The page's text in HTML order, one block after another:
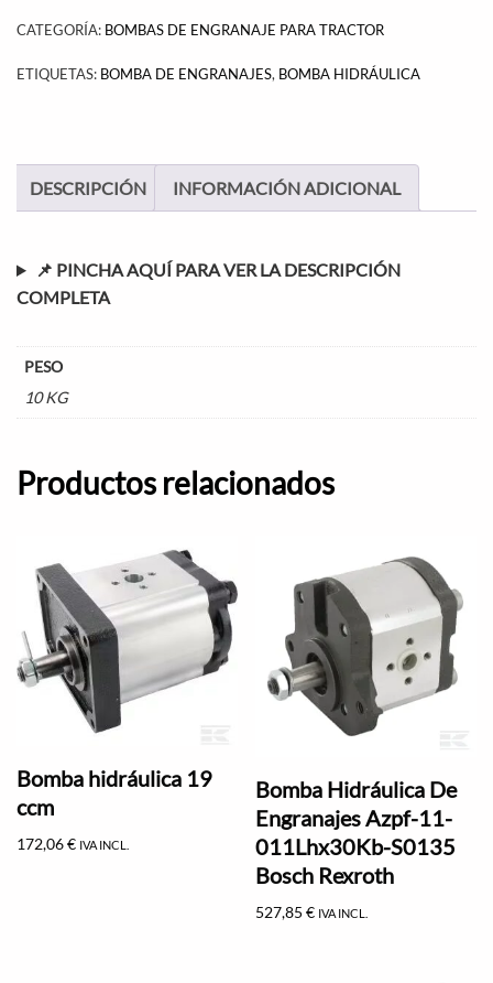
CATEGORÍA: BOMBAS DE ENGRANAJE PARA TRACTOR
ETIQUETAS: BOMBA DE ENGRANAJES, BOMBA HIDRÁULICA
DESCRIPCIÓN INFORMACIÓN ADICIONAL
📌 PINCHA AQUÍ PARA VER LA DESCRIPCIÓN
COMPLETA
PESO
10 KG
Productos relacionados
Bomba hidráulica 19
ccm
172,06€ IVA INCL.
Bomba Hidráulica De
Engranajes Azpf-11-
011Lhx30Kb-S0135
Bosch Rexroth
527,85€ IVA INCL.